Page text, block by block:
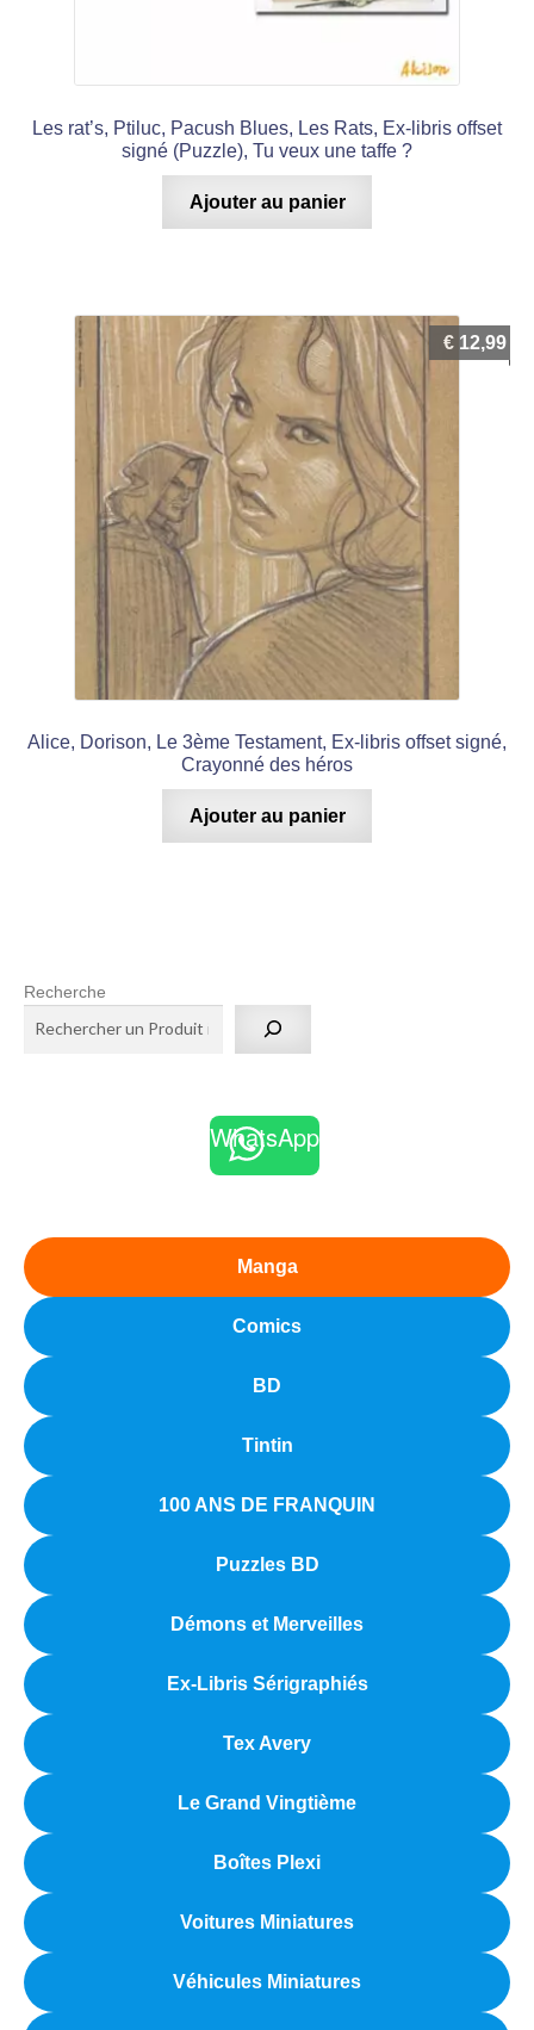
Les rat’s, Ptiluc, Pacush Blues, Les Rats, Ex-libris offset
signé (Puzzle), Tu veux une taffe ?
Ajouter au panier
Alice, Dorison, Le 3ème Testament, Ex-libris offset signé,
Crayonné des héros
€ 12,99
Ajouter au panier
Recherche
WhatsApp
Manga
Comics
BD
Tintin
100 ANS DE FRANQUIN
Puzzles BD
Démons et Merveilles
Ex-Libris Sérigraphiés
Tex Avery
Le Grand Vingtième
Boîtes Plexi
Voitures Miniatures
Véhicules Miniatures